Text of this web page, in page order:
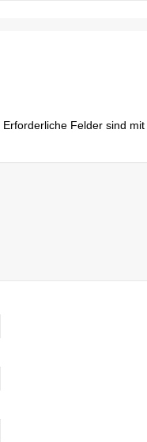
Erforderliche Felder sind mit